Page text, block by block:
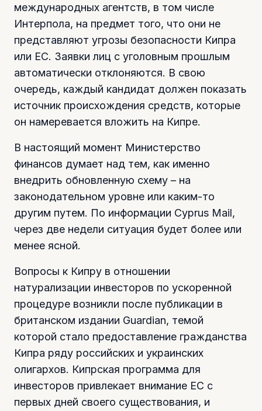
международных агентств, в том числе
Интерпола, на предмет того, что они не
представляют угрозы безопасности Кипра
или ЕС. Заявки лиц с уголовным прошлым
автоматически отклоняются. В свою
очередь, каждый кандидат должен показать
источник происхождения средств, которые
он намеревается вложить на Кипре.
В настоящий момент Министерство
финансов думает над тем, как именно
внедрить обновленную схему – на
законодательном уровне или каким-то
другим путем. По информации Cyprus Mail,
через две недели ситуация будет более или
менее ясной.
Вопросы к Кипру в отношении
натурализации инвесторов по ускоренной
процедуре возникли после публикации в
британском издании Guardian, темой
которой стало предоставление гражданства
Кипра ряду российских и украинских
олигархов. Кипрская программа для
инвесторов привлекает внимание ЕС с
первых дней своего существования, и